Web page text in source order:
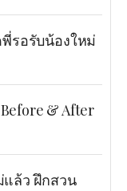
รอรับน้องใหม่
& After
ล้ว ฝึกสวน